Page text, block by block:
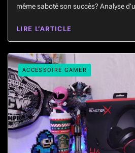
même saboté son succès? Analyse
LIRE L’ARTICLE
ACCESSOIRE GAMER